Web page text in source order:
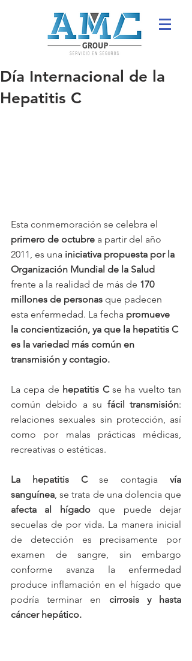
Día Internacional de la
Hepatitis C
Esta conmemoración se celebra el
primero de octubre a partir del año
2011, es una iniciativa propuesta por la
Organización Mundial de la Salud
frente a la realidad de más de 170
millones de personas que padecen
esta enfermedad. La fecha promueve
la concientización, ya que la hepatitis C
es la variedad más común en
transmisión y contagio.
La cepa de hepatitis C se ha vuelto tan
común debido a su fácil transmisión:
relaciones sexuales sin protección, así
como por malas prácticas médicas,
recreativas o estéticas.
La hepatitis C se contagia vía
sanguínea
afecta al hígado que puede dejar
secuelas de por vida. La manera inicial
de detección es precisamente por
examen de sangre, sin embargo
conforme avanza la enfermedad
produce inflamación en el hígado que
podría terminar en cirrosis y hasta
cáncer hepático.